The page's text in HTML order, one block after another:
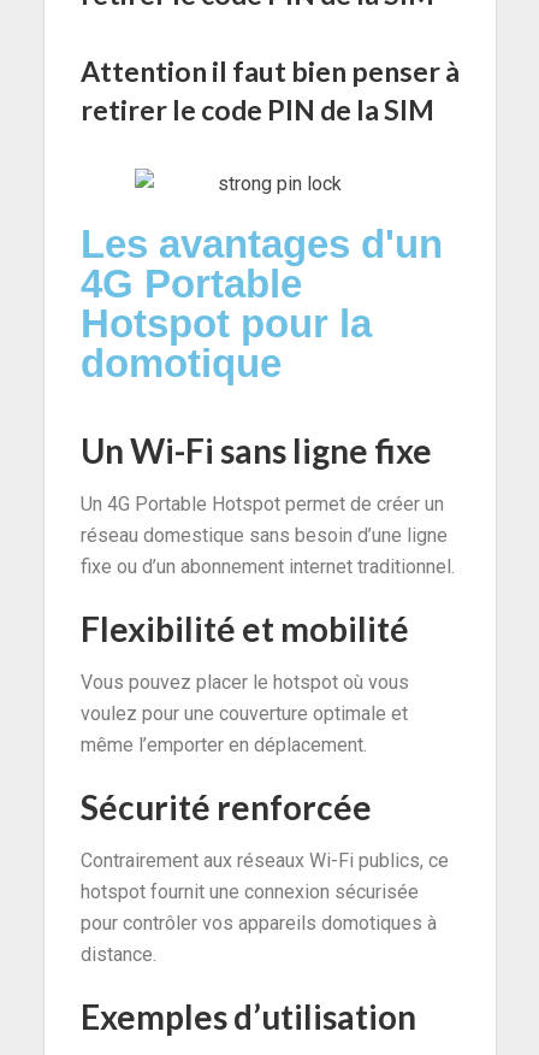
Attention il faut bien penser à
retirer le code PIN de la SIM
Les avantages d'un
4G Portable
Hotspot pour la
domotique
Un Wi-Fi sans ligne fixe
Un 4G Portable Hotspot permet de créer un
réseau domestique sans besoin d’une ligne
fixe ou d’un abonnement internet traditionnel.
Flexibilité et mobilité
Vous pouvez placer le hotspot où vous
voulez pour une couverture optimale et
même l’emporter en déplacement.
Sécurité renforcée
Contrairement aux réseaux Wi-Fi publics, ce
hotspot fournit une connexion sécurisée
pour contrôler vos appareils domotiques à
distance.
Exemples d’utilisation